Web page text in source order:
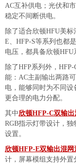
AC互补供电；光伏和
稳定不间断供电。
除了适合欣顿HFU美
E、HFP-S等系列也都
电压，都具备欣顿HFU
除了HFP系列外，
能：AC主副输出两路
电，能够同时为不同
更合理的电力分配。
其中欣顿HFP-C双输
RGB指示灯带设计，
设置。
欣顿HFP-E双输出混网
计，屏幕模组支持外